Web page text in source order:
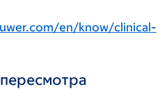
en/know/clinical-